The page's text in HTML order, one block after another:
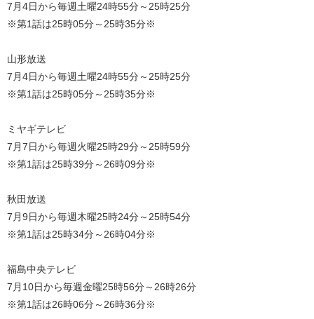
7月4日から毎週土曜24時55分～25時25分
※第1話は25時05分～25時35分※
山形放送
7月4日から毎週土曜24時55分～25時25分
※第1話は25時05分～25時35分※
ミヤギテレビ
7月7日から毎週火曜25時29分～25時59分
※第1話は25時39分～26時09分※
秋田放送
7月9日から毎週木曜25時24分～25時54分
※第1話は25時34分～26時04分※
福島中央テレビ
7月10日から毎週金曜25時56分～26時26分
※第1話は26時06分～26時36分※